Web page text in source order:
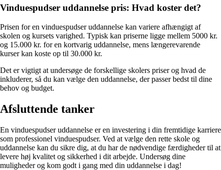
Vinduespudser uddannelse pris: Hvad koster det?
Prisen for en vinduespudser uddannelse kan variere afhængigt af
skolen og kursets varighed. Typisk kan priserne ligge mellem 5000 kr.
og 15.000 kr. for en kortvarig uddannelse, mens længerevarende
kurser kan koste op til 30.000 kr.
Det er vigtigt at undersøge de forskellige skolers priser og hvad de
inkluderer, så du kan vælge den uddannelse, der passer bedst til dine
behov og budget.
Afsluttende tanker
En vinduespudser uddannelse er en investering i din fremtidige karriere
som professionel vinduespudser. Ved at vælge den rette skole og
uddannelse kan du sikre dig, at du har de nødvendige færdigheder til at
levere høj kvalitet og sikkerhed i dit arbejde. Undersøg dine
muligheder og kom godt i gang med din uddannelse i dag!